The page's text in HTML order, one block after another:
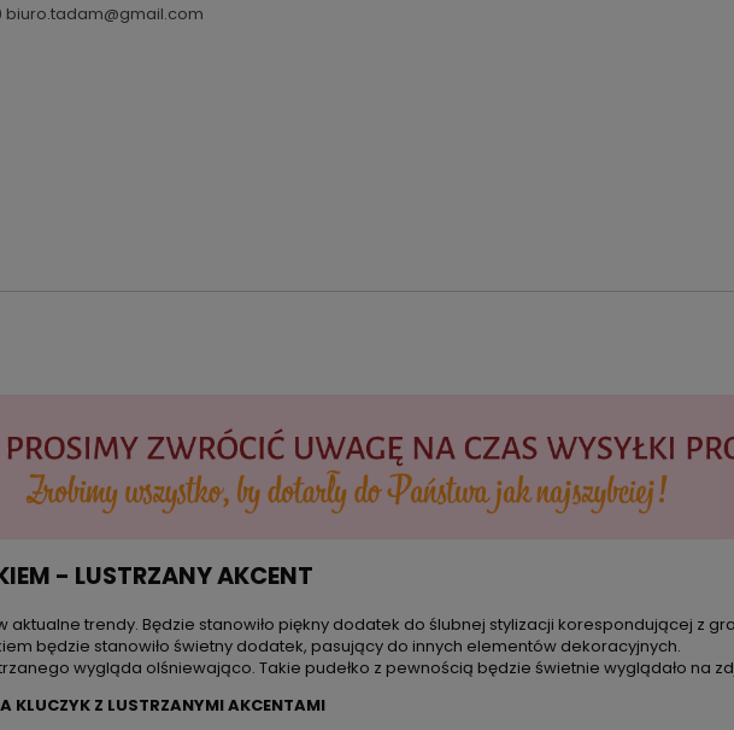
biuro.tadam@gmail.com
- LUSTRZANY AKCENT
aktualne trendy. Będzie stanowiło piękny dodatek do ślubnej stylizacji korespondującej z
będzie stanowiło świetny dodatek, pasujący do innych elementów dekoracyjnych.
wygląda olśniewająco. Takie pudełko z pewnością będzie świetnie wyglądało na
KLUCZYK Z LUSTRZANYMI AKCENTAMI